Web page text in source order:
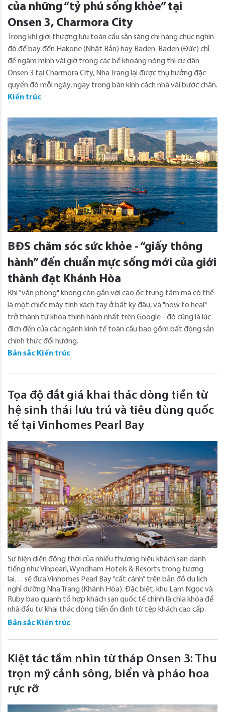
của những “tỷ phú sống khỏe” tại
Onsen 3, Charmora City
Trong khi giới thượng lưu toàn cầu sẵn sàng chi hàng chục nghìn
đô để bay đến Hakone (Nhật Bản) hay Baden-Baden (Đức) chỉ
để ngâm mình vài giờ trong các bể khoáng nóng thì cư dân
Onsen 3 tại Charmora City, Nha Trang lại được thụ hưởng đặc
quyền đó mỗi ngày, ngay trong bán kính cách nhà vài bước chân.
Kiến trúc
BĐS chăm sóc sức khỏe - “giấy thông
hành” đến chuẩn mực sống mới của giới
thành đạt Khánh Hòa
Khi "văn phòng" không còn gắn với cao ốc trung tâm mà có thể
là một chiếc máy tính xách tay ở bất kỳ đâu, và "how to heal"
trở thành từ khóa thịnh hành nhất trên Google - đó cũng là lúc
đích đến của các ngành kinh tế toàn cầu bao gồm bất động sản
chính thức đổi hướng.
Bản sắc Kiến trúc
Tọa độ đắt giá khai thác dòng tiền từ
hệ sinh thái lưu trú và tiêu dùng quốc
tế tại Vinhomes Pearl Bay
Sự hiện diện đồng thời của nhiều thương hiệu khách sạn danh
tiếng như Vinpearl, Wyndham Hotels & Resorts trong tương
lai… sẽ đưa Vinhomes Pearl Bay “cất cánh” trên bản đồ du lịch
nghỉ dưỡng Nha Trang (Khánh Hòa). Đặc biệt, khu Lam Ngọc và
Ruby bao quanh tổ hợp khách sạn quốc tế chính là chìa khóa để
nhà đầu tư khai thác dòng tiền ổn định từ tệp khách cao cấp.
Bản sắc Kiến trúc
Kiệt tác tầm nhìn từ tháp Onsen 3: Thu
trọn mỹ cảnh sông, biển và pháo hoa
rực rỡ